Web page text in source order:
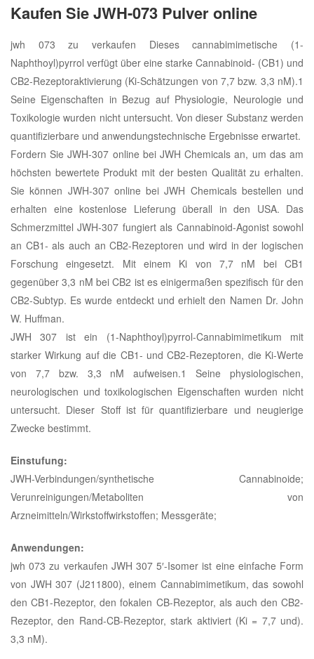
Kaufen Sie JWH-073 Pulver online
jwh 073 zu verkaufen Dieses cannabimimetische (1-
Naphthoyl)pyrrol verfügt über eine starke Cannabinoid- (CB1) und
CB2-Rezeptoraktivierung (Ki-Schätzungen von 7,7 bzw. 3,3 nM).1
Seine Eigenschaften in Bezug auf Physiologie, Neurologie und
Toxikologie wurden nicht untersucht. Von dieser Substanz werden
quantifizierbare und anwendungstechnische Ergebnisse erwartet.
Fordern Sie JWH-307 online bei JWH Chemicals an, um das am
höchsten bewertete Produkt mit der besten Qualität zu erhalten.
Sie können JWH-307 online bei JWH Chemicals bestellen und
erhalten eine kostenlose Lieferung überall in den USA. Das
Schmerzmittel JWH-307 fungiert als Cannabinoid-Agonist sowohl
an CB1- als auch an CB2-Rezeptoren und wird in der logischen
Forschung eingesetzt. Mit einem Ki von 7,7 nM bei CB1
gegenüber 3,3 nM bei CB2 ist es einigermaßen spezifisch für den
CB2-Subtyp. Es wurde entdeckt und erhielt den Namen Dr. John
W. Huffman.
JWH 307 ist ein (1-Naphthoyl)pyrrol-Cannabimimetikum mit
starker Wirkung auf die CB1- und CB2-Rezeptoren, die Ki-Werte
von 7,7 bzw. 3,3 nM aufweisen.1 Seine physiologischen,
neurologischen und toxikologischen Eigenschaften wurden nicht
untersucht. Dieser Stoff ist für quantifizierbare und neugierige
Zwecke bestimmt.
Einstufung:
JWH-Verbindungen/synthetische Cannabinoide;
Verunreinigungen/Metaboliten von
Arzneimitteln/Wirkstoffwirkstoffen; Messgeräte;
Anwendungen:
jwh 073 zu verkaufen JWH 307 5′-Isomer ist eine einfache Form
von JWH 307 (J211800), einem Cannabimimetikum, das sowohl
den CB1-Rezeptor, den fokalen CB-Rezeptor, als auch den CB2-
Rezeptor, den Rand-CB-Rezeptor, stark aktiviert (Ki = 7,7 und).
3,3 nM).